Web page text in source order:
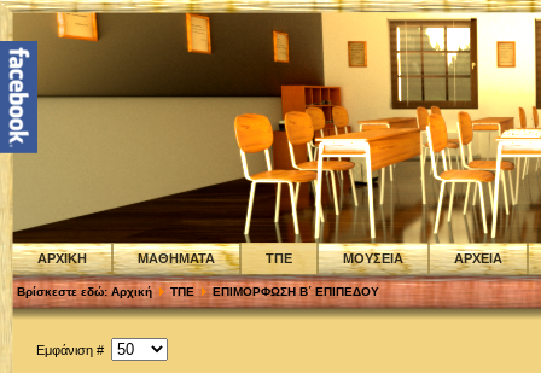
ΑΡΧΙΚΗ ΜΑΘΗΜΑΤΑ ΤΠΕ ΜΟΥΣΕΙΑ ΑΡΧΕΙΑ
Βρίσκεστε εδώ: Αρχική ΤΠΕ ΕΠΙΜΟΡΦΩΣΗ Β΄ ΕΠΙΠΕΔΟΥ
Εμφάνιση #